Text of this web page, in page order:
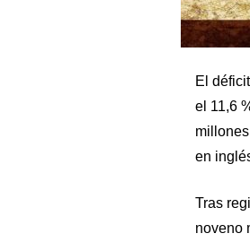
El
el 11,6
en
Tras
noveno